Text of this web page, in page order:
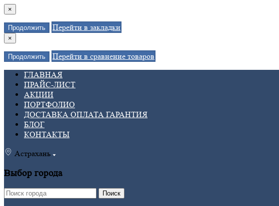
×
Продолжить Перейти в закладки
×
Продолжить
Перейти в сравнение товаров
ГЛАВНАЯ
ПРАЙС-ЛИСТ
АКЦИИ
ПОРТФОЛИО
ДОСТАВКА ОПЛАТА ГАРАНТИЯ
БЛОГ
КОНТАКТЫ
Астрахань
Выбор города
Поиск